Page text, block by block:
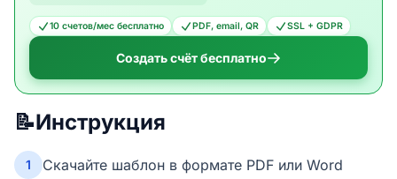
10 счетов/мес бесплатно PDF, email, QR SSL + GDPR
Создать счёт бесплатно
📝Инструкция
1 Скачайте шаблон в формате PDF или Word